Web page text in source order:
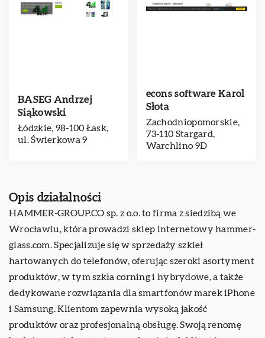
BASEG Andrzej
Siąkowski
Łódzkie, 98-100 Łask,
ul. Świerkowa 9
econs software Karol
Słota
Zachodniopomorskie,
73-110 Stargard,
Warchlino 9D
Opis działalności
HAMMER-GROUP.CO sp. z o.o. to firma z siedzibą we
Wrocławiu, która prowadzi sklep internetowy hammer-
glass.com. Specjalizuje się w sprzedaży szkieł
hartowanych do telefonów, oferując szeroki asortyment
produktów, w tym szkła corning i hybrydowe, a także
dedykowane rozwiązania dla smartfonów marek iPhone
i Samsung. Klientom zapewnia wysoką jakość
produktów oraz profesjonalną obsługę. Swoją renomę